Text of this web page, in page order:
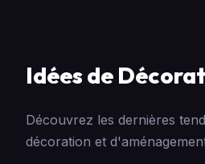
Idées de
Découvrez les dernières
décoration et